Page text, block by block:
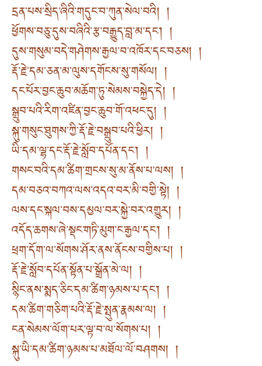
དྲན་པས་སྲིད་ཞིའི་གདུང་བ་ཀུན་སེལ་བའི། །
ཕྱོགས་བཅུ་དུས་བཞིའི་རྩ་བརྒྱུད་བླ་མ་དང་། །
དུས་གསུམ་བདེ་གཤེགས་རྒྱལ་བ་འཁོར་དང་བཅས། །
རྡོ་རྗེ་དམ་ཅན་མ་ལུས་དགོངས་སུ་གསོལ། །
དང་པོར་བྱང་ཆུབ་མཆོག་ཏུ་སེམས་བསྐྱེད་དེ། །
སྒྲུབ་པའི་རིག་འཛིན་བྱང་ཆུབ་གོ་འཕང་དུ། །
སྐུ་གསུང་ཐུགས་ཀྱི་རྡོ་རྗེ་བསྒྲུབ་པའི་ཕྱིར། །
ཡི་དམ་ལྷ་དང་རྡོ་རྗེ་སློབ་དཔོན་དང་། །
གསང་བའི་དམ་ཚིག་གྲངས་སུ་མ་ནོས་པ་ལས། །
དམ་བཅའ་བཀའ་ལས་འདའ་བར་མི་བགྱི་སྟེ། །
ལས་དང་སྐལ་བས་དམྱལ་བར་སྐྱེ་བར་འགྱུར། །
འདོད་ཆགས་ཞེ་སྡང་གཏི་མུག་ང་རྒྱལ་དང་། །
ཕྲག་དོག་ལ་སོགས་ཤོར་ནས་ནོངས་བགྱིས་པ། །
རྡོ་རྗེ་སློབ་དཔོན་སྟོན་པ་སྒྲོན་མེ་ལ། །
སྙིང་ནས་སྨད་ཅིང་དམ་ཚིག་ཉམས་པ་དང་། །
དམ་ཚིག་གཅིག་པའི་རྡོ་རྗེ་སྤུན་རྣམས་ལ། །
ངན་སེམས་ལོག་པར་ལྟ་བ་ལ་སོགས་པ། །
སྐུ་ཡི་དམ་ཚིག་ཉམས་པ་མཐོལ་ལོ་བཤགས། །